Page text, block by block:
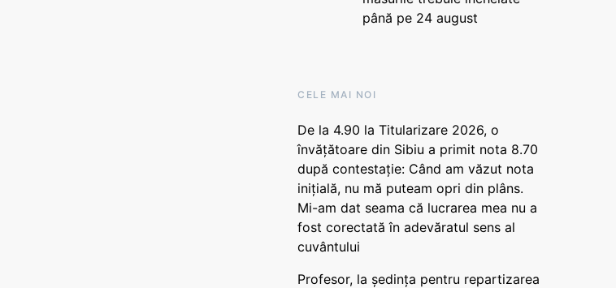
până pe 24 august
CELE MAI NOI
De la 4.90 la Titularizare 2026, o
învățătoare din Sibiu a primit nota 8.70
după contestație: Când am văzut nota
inițială, nu mă puteam opri din plâns.
Mi-am dat seama că lucrarea mea nu a
fost corectată în adevăratul sens al
cuvântului
Profesor, la ședința pentru repartizarea